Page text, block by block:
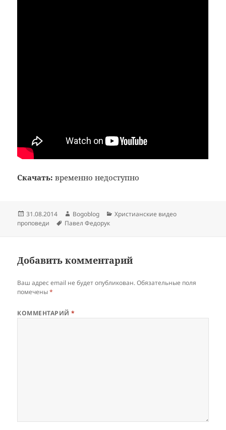
Скачать: временно недоступно
Опубликовано
31.08.2014 Автор
Bogoblog Рубрики
Христианские видео
проповеди
Метки
Павел Федорук
Добавить комментарий
Ваш адрес email не будет опубликован. Обязательные поля
помечены*
КОММЕНТАРИЙ*